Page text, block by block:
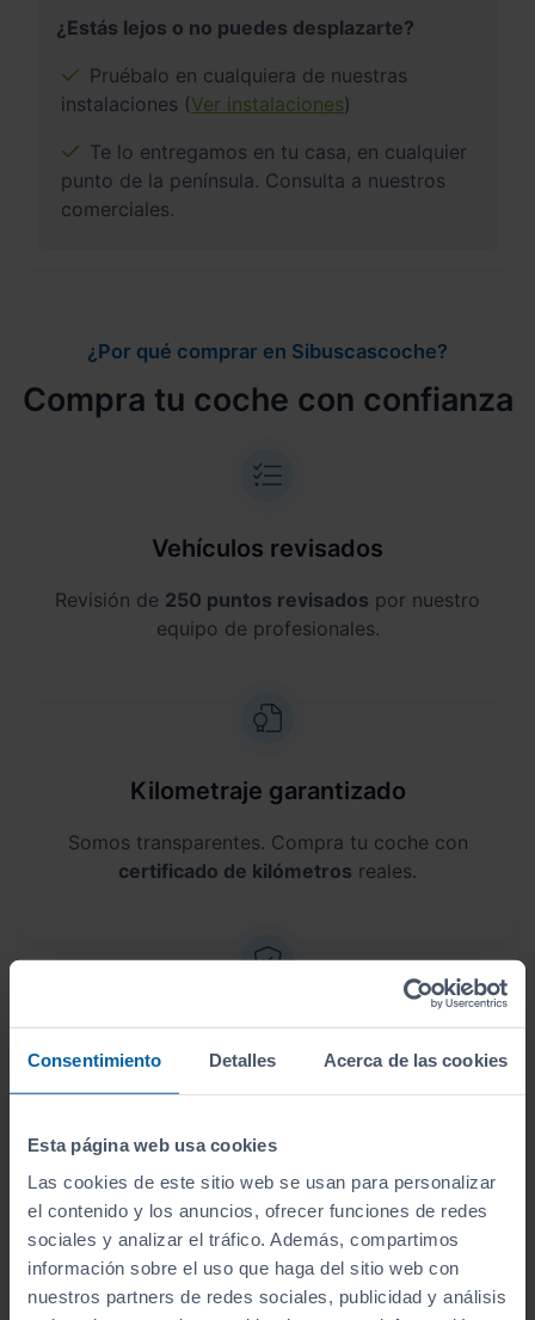
Consentimiento Detalles Acerca de las cookies
Esta página web usa cookies
Las cookies de este sitio web se usan para personalizar
el contenido y los anuncios, ofrecer funciones de redes
sociales y analizar el tráfico. Además, compartimos
información sobre el uso que haga del sitio web con
nuestros partners de redes sociales, publicidad y análisis
¿Estás lejos o no puedes desplazarte?
Pruébalo en cualquiera de nuestras
instalaciones (Ver instalaciones)
Te lo entregamos en tu casa, en cualquier
punto de la península. Consulta a nuestros
comerciales.
¿Por qué comprar en Sibuscascoche?
Compra tu coche con confianza
Vehículos revisados
Revisión de 250 puntos revisados por nuestro
equipo de profesionales.
Kilometraje garantizado
Somos transparentes. Compra tu coche con
certificado de kilómetros reales.
Garantía de 12 meses
Envío a domicilio